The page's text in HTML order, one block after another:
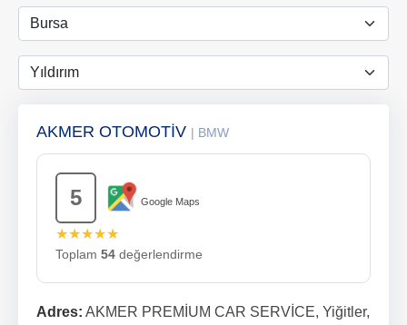
AKMER OTOMOTİV | BMW
5 Google Maps
★★★★★
Toplam 54 değerlendirme
Adres: AKMER PREMİUM CAR SERVİCE, Yiğitler,